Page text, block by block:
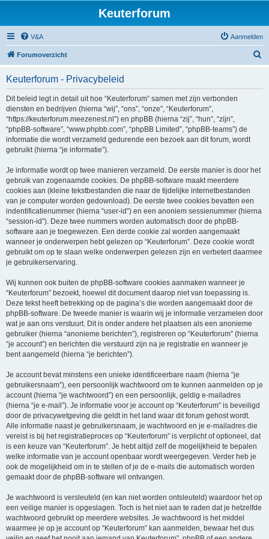
Keuterforum
V&A Aanmelden
Forumoverzicht
Keuterforum - Privacybeleid
Dit beleid legt in detail uit hoe “Keuterforum” samen met zijn verbonden
diensten en bedrijven (hierna “wij”, “ons”, “onze”, “Keuterforum”,
“https://keuterforum.meezenest.nl”) en phpBB (hierna “zij”, “hun”, “zijn”,
“phpBB-software”, “www.phpbb.com”, “phpBB Limited”, “phpBB-teams”) de
informatie die wordt verzameld gedurende een bezoek aan dit forum, wordt
gebruikt (hierna “je informatie”).
Je informatie wordt op twee manieren verzameld. De eerste manier is door het
gebruik van zogenaamde cookies. De phpBB-software maakt meerdere
cookies aan (kleine tekstbestanden die naar de tijdelijke internetbestanden
van je computer worden gedownload). De eerste twee cookies bevatten een
indentificatienummer (hierna “user-id”) en een anoniem sessienummer (hierna
“session-id”). Deze twee nummers worden automatisch door de phpBB-
software aan je toegewezen. Een derde cookie zal worden aangemaakt
wanneer je onderwerpen hebt gelezen op “Keuterforum”. Deze cookie wordt
gebruikt om op te slaan welke onderwerpen gelezen zijn en verbetert daarmee
je gebruikerservaring.
Wij kunnen ook buiten de phpBB-software cookies aanmaken wanneer je
“Keuterforum” bezoekt, hoewel dit document daarop niet van toepassing is.
Deze tekst heeft betrekking op de pagina’s die worden aangemaakt door de
phpBB-software. De tweede manier is waarin wij je informatie verzamelen door
wat je aan ons verstuurt. Dit is onder andere het plaatsen als een anonieme
gebruiker (hierna “anonieme berichten”), registreren op “Keuterforum” (hierna
“je account”) en berichten die verstuurd zijn na je registratie en wanneer je
bent aangemeld (hierna “je berichten”).
Je account bevat minstens een unieke identificeerbare naam (hierna “je
gebruikersnaam”), een persoonlijk wachtwoord om te kunnen aanmelden op je
account (hierna “je wachtwoord”) en een persoonlijk, geldig e-mailadres
(hierna “je e-mail”). Je informatie voor je account op “Keuterforum” is beveiligd
door de privacywetgeving die geldt in het land waar dit forum gehost wordt.
Alle informatie naast je gebruikersnaam, je wachtwoord en je e-mailadres die
vereist is bij het registratieproces op “Keuterforum” is verplicht of optioneel, dat
is een keuze van “Keuterforum”. Je hebt altijd zelf de mogelijkheid te bepalen
welke informatie van je account openbaar wordt weergegeven. Verder heb je
ook de mogelijkheid om in te stellen of je de e-mails die automatisch worden
gemaakt door de phpBB-software wil ontvangen.
Je wachtwoord is versleuteld (en kan niet worden ontsleuteld) waardoor het op
een veilige manier is opgeslagen. Toch is het niet aan te raden dat je hetzelfde
wachtwoord gebruikt op meerdere websites. Je wachtwoord is het middel
waarmee je op je account op “Keuterforum” kan aanmelden, bewaar het dus